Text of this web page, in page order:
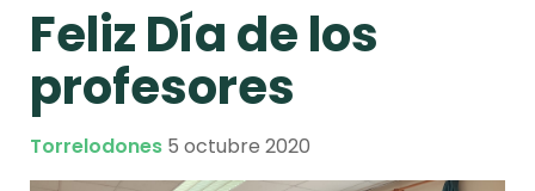
Feliz Día de los
profesores
Torrelodones 5 octubre 2020